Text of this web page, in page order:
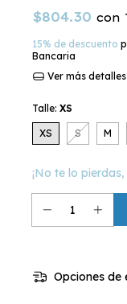
$804.30 con
15% de descuento
Bancaria
Ver más detalles
Talle: XS
XS S M
¡No te lo
Opciones de